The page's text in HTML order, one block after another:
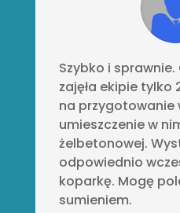
Szybko i
zajęła ekipie tylko
na przygotowanie
umieszczenie w
żelbetonowej.
odpowiednio
koparkę. Mogę
sumieniem.